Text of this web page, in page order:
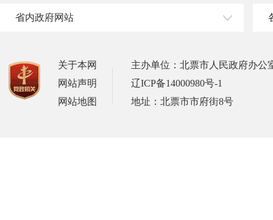
省内政府网站
关于本网
网站声明
网站地图
主办单位：北票市人民政府办公
辽ICP备14000980号-1
地址：北票市市府街8号